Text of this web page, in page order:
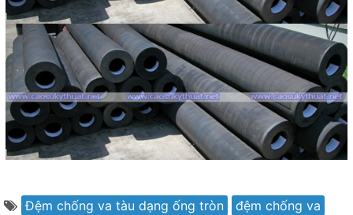
Đệm chống va tàu dạng ống tròn
đệm chống va